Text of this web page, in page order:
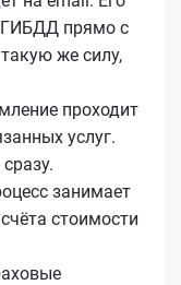
ГИБДД прямо с
же силу,
проходит
услуг.
занимает
стоимости